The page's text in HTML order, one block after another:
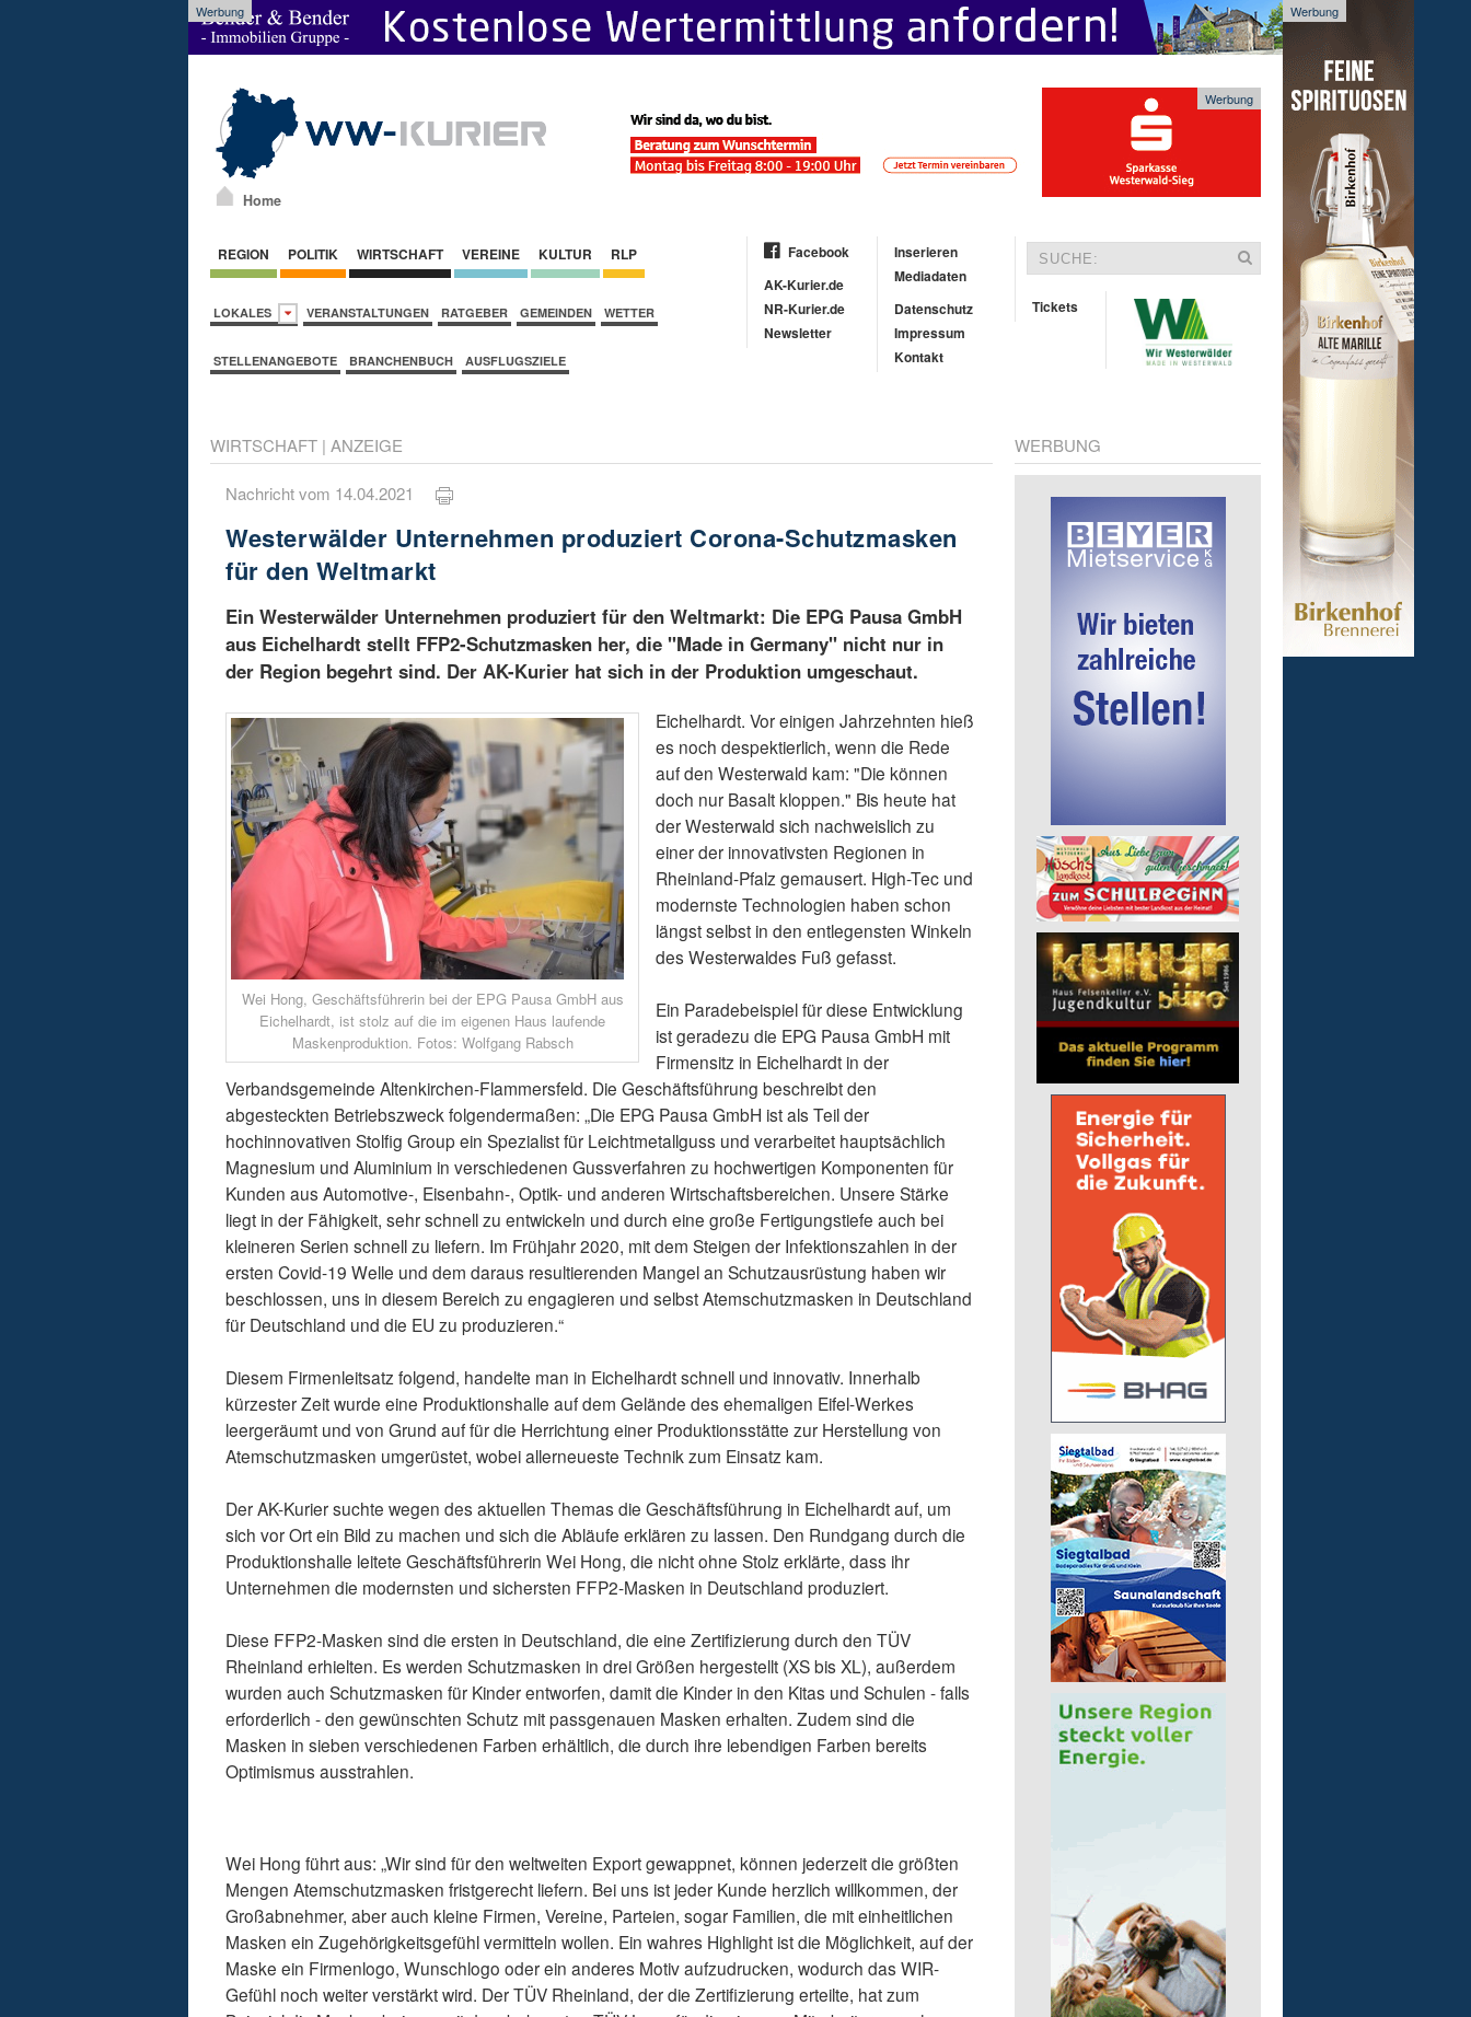
Werbung Werbung
Home
Werbung
REGION POLITIK WIRTSCHAFT VEREINE KULTUR RLP
LOKALES VERANSTALTUNGEN RATGEBER GEMEINDEN WETTER
STELLENANGEBOTE BRANCHENBUCH AUSFLUGSZIELE
Facebook
AK-Kurier.de
NR-Kurier.de
Newsletter
Inserieren
Mediadaten
Datenschutz
Impressum
Kontakt
Tickets
WIRTSCHAFT | ANZEIGE
Nachricht vom 14.04.2021
Westerwälder Unternehmen produziert Corona-Schutzmasken
für den Weltmarkt
Ein Westerwälder Unternehmen produziert für den Weltmarkt: Die EPG Pausa GmbH
aus Eichelhardt stellt FFP2-Schutzmasken her, die "Made in Germany" nicht nur in
der Region begehrt sind. Der AK-Kurier hat sich in der Produktion umgeschaut.
Wei Hong, Geschäftsführerin bei der EPG Pausa GmbH aus
Eichelhardt, ist stolz auf die im eigenen Haus laufende
Maskenproduktion. Fotos: Wolfgang Rabsch
Eichelhardt. Vor einigen Jahrzehnten hieß
es noch despektierlich, wenn die Rede
auf den Westerwald kam: "Die können
doch nur Basalt kloppen." Bis heute hat
der Westerwald sich nachweislich zu
einer der innovativsten Regionen in
Rheinland-Pfalz gemausert. High-Tec und
modernste Technologien haben schon
längst selbst in den entlegensten Winkeln
des Westerwaldes Fuß gefasst.
Ein Paradebeispiel für diese Entwicklung
ist geradezu die EPG Pausa GmbH mit
Firmensitz in Eichelhardt in der
Verbandsgemeinde Altenkirchen-Flammersfeld. Die Geschäftsführung beschreibt den
abgesteckten Betriebszweck folgendermaßen: „Die EPG Pausa GmbH ist als Teil der
hochinnovativen Stolfig Group ein Spezialist für Leichtmetallguss und verarbeitet hauptsächlich
Magnesium und Aluminium in verschiedenen Gussverfahren zu hochwertigen Komponenten für
Kunden aus Automotive-, Eisenbahn-, Optik- und anderen Wirtschaftsbereichen. Unsere Stärke
liegt in der Fähigkeit, sehr schnell zu entwickeln und durch eine große Fertigungstiefe auch bei
kleineren Serien schnell zu liefern. Im Frühjahr 2020, mit dem Steigen der Infektionszahlen in der
ersten Covid-19 Welle und dem daraus resultierenden Mangel an Schutzausrüstung haben wir
beschlossen, uns in diesem Bereich zu engagieren und selbst Atemschutzmasken in Deutschland
für Deutschland und die EU zu produzieren.“
Diesem Firmenleitsatz folgend, handelte man in Eichelhardt schnell und innovativ. Innerhalb
kürzester Zeit wurde eine Produktionshalle auf dem Gelände des ehemaligen Eifel-Werkes
leergeräumt und von Grund auf für die Herrichtung einer Produktionsstätte zur Herstellung von
Atemschutzmasken umgerüstet, wobei allerneueste Technik zum Einsatz kam.
Der AK-Kurier suchte wegen des aktuellen Themas die Geschäftsführung in Eichelhardt auf, um
sich vor Ort ein Bild zu machen und sich die Abläufe erklären zu lassen. Den Rundgang durch die
Produktionshalle leitete Geschäftsführerin Wei Hong, die nicht ohne Stolz erklärte, dass ihr
Unternehmen die modernsten und sichersten FFP2-Masken in Deutschland produziert.
Diese FFP2-Masken sind die ersten in Deutschland, die eine Zertifizierung durch den TÜV
Rheinland erhielten. Es werden Schutzmasken in drei Größen hergestellt (XS bis XL), außerdem
wurden auch Schutzmasken für Kinder entworfen, damit die Kinder in den Kitas und Schulen - falls
erforderlich - den gewünschten Schutz mit passgenauen Masken erhalten. Zudem sind die
Masken in sieben verschiedenen Farben erhältlich, die durch ihre lebendigen Farben bereits
Optimismus ausstrahlen.
Wei Hong führt aus: „Wir sind für den weltweiten Export gewappnet, können jederzeit die größten
Mengen Atemschutzmasken fristgerecht liefern. Bei uns ist jeder Kunde herzlich willkommen, der
Großabnehmer, aber auch kleine Firmen, Vereine, Parteien, sogar Familien, die mit einheitlichen
Masken ein Zugehörigkeitsgefühl vermitteln wollen. Ein wahres Highlight ist die Möglichkeit, auf der
Maske ein Firmenlogo, Wunschlogo oder ein anderes Motiv aufzudrucken, wodurch das WIR-
Gefühl noch weiter verstärkt wird. Der TÜV Rheinland, der die Zertifizierung erteilte, hat zum
WERBUNG